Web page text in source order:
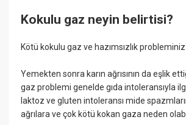
Kokulu gaz neyin belirtisi?
Kötü kokulu gaz ve hazımsızlık
Yemekten sonra karın ağrısının da eşlik
gaz problemi genelde gıda intoleransıyla
laktoz ve gluten intoleransı mide
ağrılara ve çok kötü kokan gaza neden